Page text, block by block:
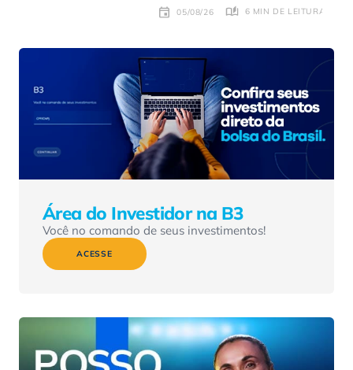
05/08/26 6 MIN DE LEITURA
Área do Investidor na B3
Você no comando de seus investimentos!
ACESSE